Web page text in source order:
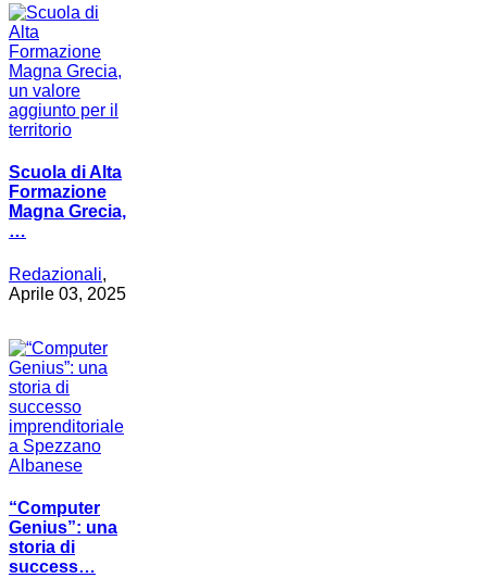
Scuola di Alta
Formazione
Magna Grecia,
…
Redazionali,
Aprile 03, 2025
“Computer
Genius”: una
storia di
success…